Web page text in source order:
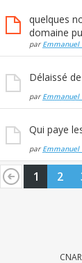
quelques
domaine
par Emmanuel
Délaissé
par Emmanuel
Qui paye
par Emmanuel
1 2